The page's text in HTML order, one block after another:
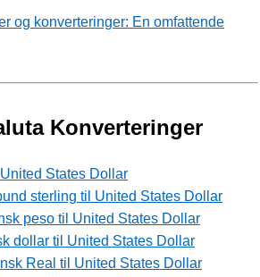
og konverteringer: En omfattende
Konverteringer
States Dollar
sterling til United States Dollar
peso til United States Dollar
dollar til United States Dollar
Real til United States Dollar